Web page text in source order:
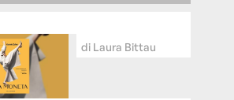
di Laura Bittau